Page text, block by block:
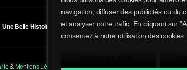
navigation, diffuser des publicités ou du
et analyser notre trafic. En cliquant sur
consentez à notre utilisation des cookies.
Une Belle Histoire – Héloïse Bay Ici
& Mentions Légales.